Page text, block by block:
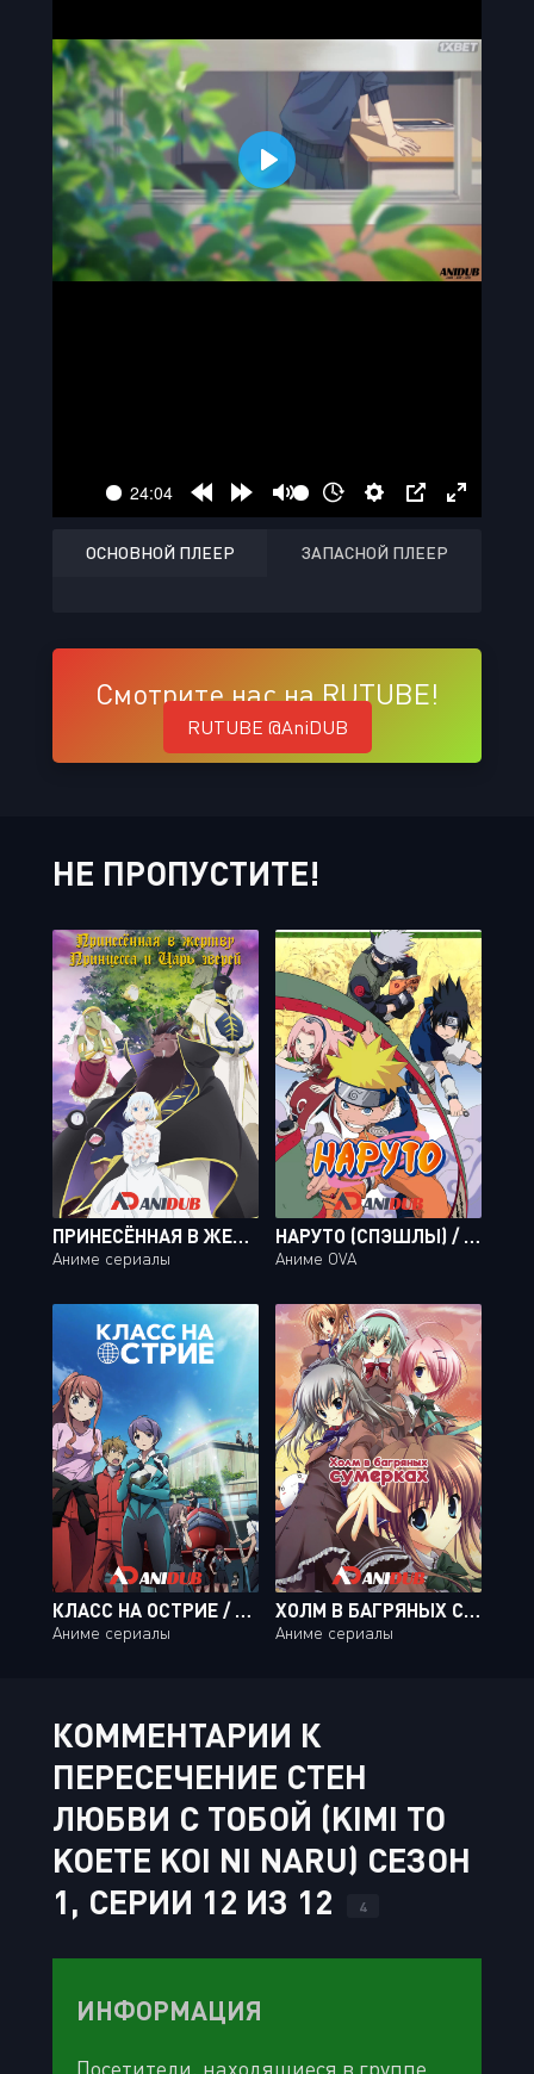
ОСНОВНОЙ ПЛЕЕР ЗАПАСНОЙ ПЛЕЕР
Смотрите нас на RUTUBE!
RUTUBE @AniDUB
НЕ ПРОПУСТИТЕ!
ПРИНЕСЁННАЯ В ЖЕРТВУ ПРИНЦЕССА И ЦАРЬ ЗВЕРЕЙ / NIEHIME TO KEMONO NO OU [24 ИЗ 24]
Аниме сериалы
НАРУТО (СПЭШЛЫ) / NARUTO SPECIALS [02 ИЗ 02]
Аниме OVA
КЛАСС НА ОСТРИЕ / CLASSROOM CRISIS [13 ИЗ 13]
Аниме сериалы
ХОЛМ В БАГРЯНЫХ СУМЕРКАХ / AKANE-IRO NI SOMARU SAKA [12 ИЗ 12 + OVA]
Аниме сериалы
КОММЕНТАРИИ К
ПЕРЕСЕЧЕНИЕ СТЕН
ЛЮБВИ С ТОБОЙ (KIMI TO
KOETE KOI NI NARU) СЕЗОН
1, СЕРИИ 12 ИЗ 12
4
ИНФОРМАЦИЯ
Посетители, находящиеся в группе